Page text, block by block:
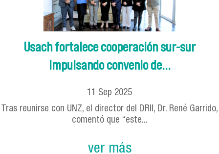
Usach fortalece cooperación sur-sur
impulsando convenio de...
11 Sep 2025
Tras reunirse con UNZ, el director del DRII, Dr. René Garrido,
comentó que “este...
ver más